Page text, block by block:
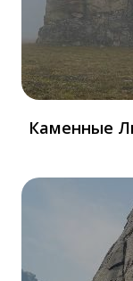
Каменные